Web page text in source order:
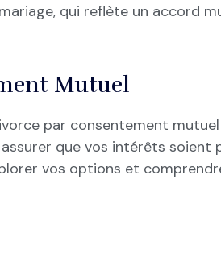
qui reflète un accord
Mutuel
par consentement
que vos intérêts soient
vos options et